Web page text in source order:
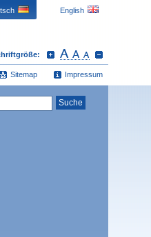
English
Impressum
Sitemap